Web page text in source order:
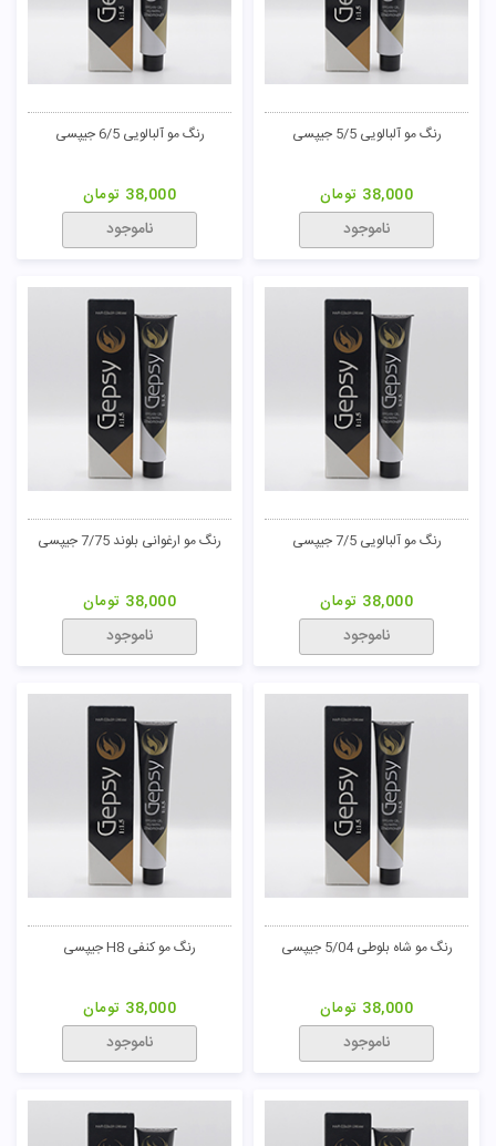
رنگ مو آلبالویی 5/5 جیپسی
38,000 تومان
ناموجود
رنگ مو آلبالویی 6/5 جیپسی
38,000 تومان
ناموجود
رنگ مو آلبالویی 7/5 جیپسی
38,000 تومان
ناموجود
رنگ مو ارغوانی بلوند 7/75 جیپسی
38,000 تومان
ناموجود
رنگ مو شاه بلوطی 5/04 جیپسی
38,000 تومان
ناموجود
رنگ مو کنفی H8 جیپسی
38,000 تومان
ناموجود